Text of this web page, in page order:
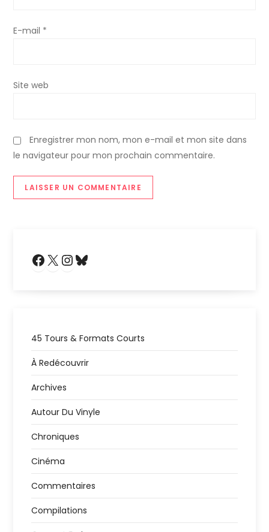
a
t
c
l
e
E-mail *
Site web
Enregistrer mon nom, mon e-mail et mon site dans
le navigateur pour mon prochain commentaire.
Facebook
X Instagram
45 Tours & Formats Courts
À Redécouvrir
Archives
Autour Du Vinyle
Chroniques
Cinéma
Commentaires
Compilations